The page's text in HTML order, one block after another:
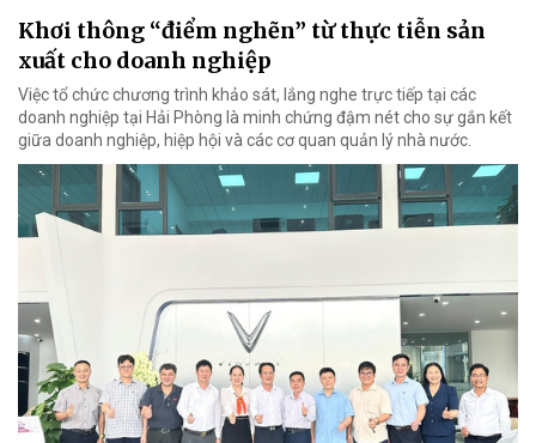
Khơi thông “điểm nghẽn” từ thực tiễn sản
xuất cho doanh nghiệp
Việc tổ chức chương trình khảo sát, lắng nghe trực tiếp tại các
doanh nghiệp tại Hải Phòng là minh chứng đậm nét cho sự gắn kết
giữa doanh nghiệp, hiệp hội và các cơ quan quản lý nhà nước.